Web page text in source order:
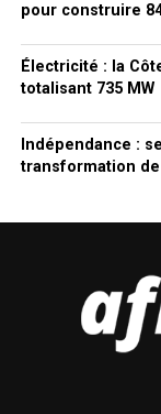
pour construire
Électricité : la
totalisant 735 MW
Indépendance :
transformation de